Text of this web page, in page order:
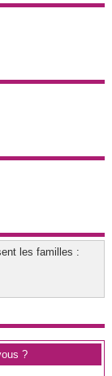
les familles :
?